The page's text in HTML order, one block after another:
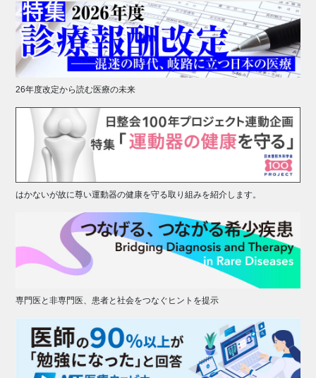
26年度改定から読む医療の未来
はかないが故に尊い運動器の健康を守る取り組みを紹介します。
専門医と非専門医、患者と社会をつなぐヒントを提示